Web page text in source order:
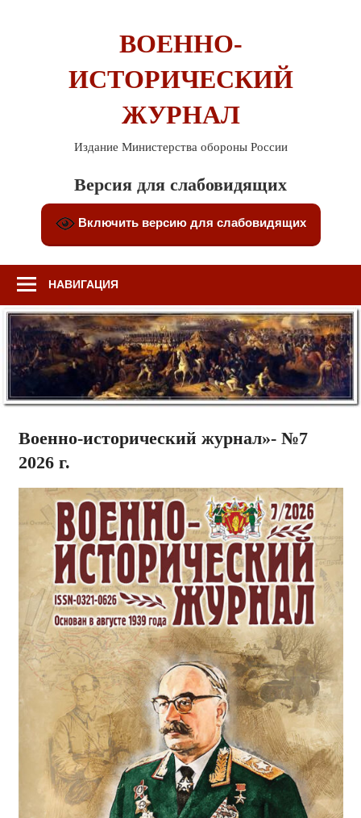
ВОЕННО-
ИСТОРИЧЕСКИЙ
ЖУРНАЛ
Издание Министерства обороны России
Версия для слабовидящих
Включить версию для слабовидящих
НАВИГАЦИЯ
Военно-исторический журнал»- №7
2026 г.